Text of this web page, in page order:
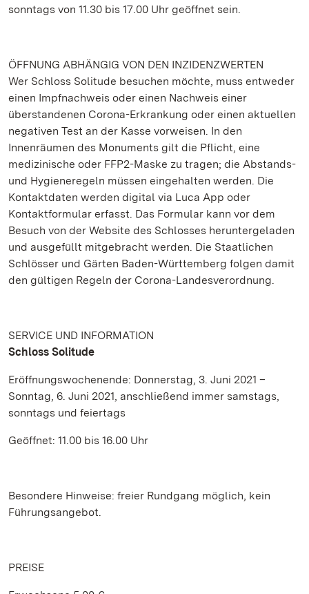
sonntags von 11.30 bis 17.00 Uhr geöffnet sein.
ÖFFNUNG ABHÄNGIG VON DEN INZIDENZWERTEN
Wer Schloss Solitude besuchen möchte, muss entweder
einen Impfnachweis oder einen Nachweis einer
überstandenen Corona-Erkrankung oder einen aktuellen
negativen Test an der Kasse vorweisen. In den
Innenräumen des Monuments gilt die Pflicht, eine
medizinische oder FFP2-Maske zu tragen; die Abstands-
und Hygieneregeln müssen eingehalten werden. Die
Kontaktdaten werden digital via Luca App oder
Kontaktformular erfasst. Das Formular kann vor dem
Besuch von der Website des Schlosses heruntergeladen
und ausgefüllt mitgebracht werden. Die Staatlichen
Schlösser und Gärten Baden-Württemberg folgen damit
den gültigen Regeln der Corona-Landesverordnung.
SERVICE UND INFORMATION
Schloss Solitude
Eröffnungswochenende: Donnerstag, 3. Juni 2021 –
Sonntag, 6. Juni 2021, anschließend immer samstags,
sonntags und feiertags
Geöffnet: 11.00 bis 16.00 Uhr
Besondere Hinweise: freier Rundgang möglich, kein
Führungsangebot.
PREISE